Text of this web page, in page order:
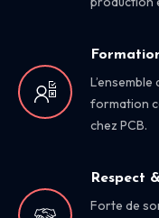
formation
chez PCB.
Respect
Forte de